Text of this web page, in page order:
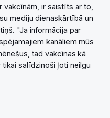
vakcīnām, ir saistīts ar to,
mediju dienaskārtībā un
"Ja informācija par
kanāliem mūs
tad vakcīnas kā
salīdzinoši ļoti neilgu